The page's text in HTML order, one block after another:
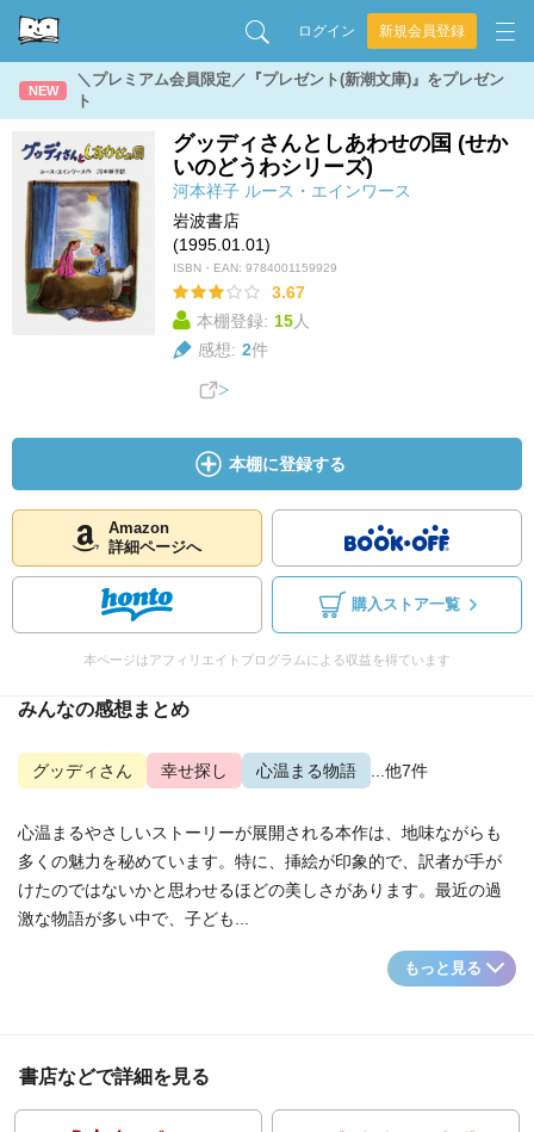
ログイン 新規会員登録
NEW
＼プレミアム会員限定／『プレゼント(新潮文庫)』をプレゼン
ト
グッディさんとしあわせの国 (せか
いのどうわシリーズ)
河本祥子 ルース・エインワース
岩波書店
(1995.01.01)
ISBN・EAN: 9784001159929
3.67
本棚登録: 15人
感想: 2件
本棚に登録する
Amazon
詳細ページへ
購入ストア一覧
本ページはアフィリエイトプログラムによる収益を得ています
みんなの感想まとめ
グッディさん 幸せ探し 心温まる物語 ...他7件
心温まるやさしいストーリーが展開される本作は、地味ながらも
多くの魅力を秘めています。特に、挿絵が印象的で、訳者が手が
けたのではないかと思わせるほどの美しさがあります。最近の過
激な物語が多い中で、子ども...
もっと見る
書店などで詳細を見る